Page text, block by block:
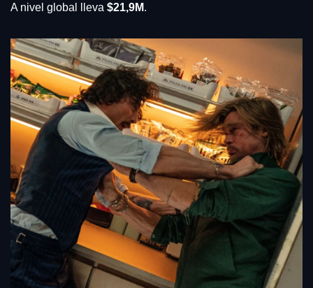
A nivel global lleva $21,9M.